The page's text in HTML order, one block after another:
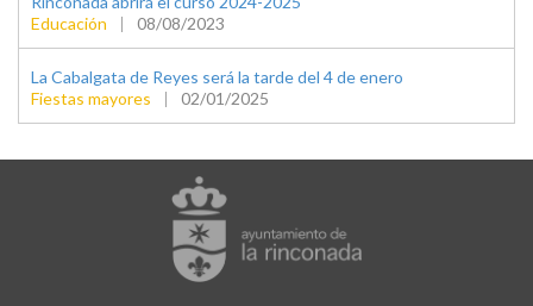
Educación
| 08/08/2023
La Cabalgata de Reyes será la tarde del 4 de enero
Fiestas mayores
| 02/01/2025